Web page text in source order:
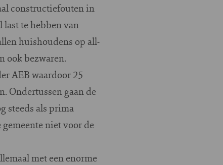
constructiefouten in
te hebben van
huishoudens op all-
ook bezwaren.
AEB waardoor 25
Ondertussen gaan de
steeds als prima
niet voor de
met een enorme